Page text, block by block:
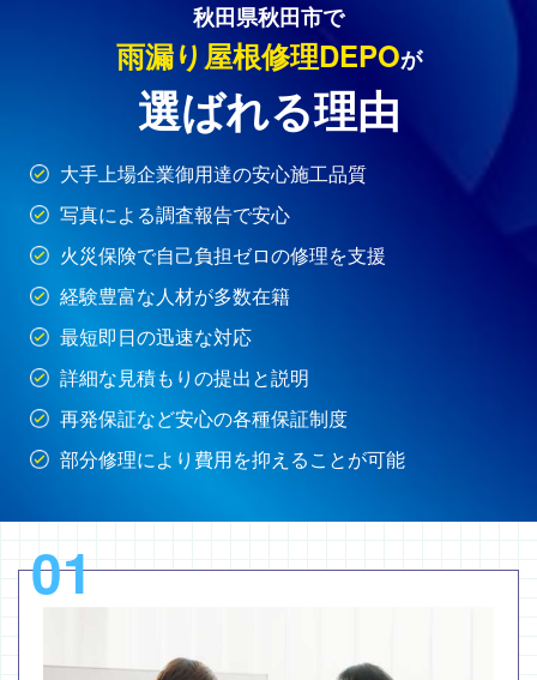
秋田県秋田市で
雨漏り屋根修理DEPOが
選ばれる理由
大手上場企業御用達の安心施工品質
写真による調査報告で安心
火災保険で自己負担ゼロの修理を支援
経験豊富な人材が多数在籍
最短即日の迅速な対応
詳細な見積もりの提出と説明
再発保証など安心の各種保証制度
部分修理により費用を抑えることが可能
01